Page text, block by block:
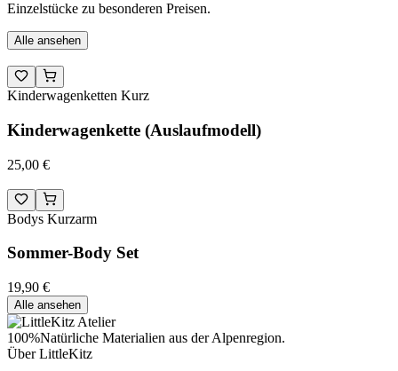
Einzelstücke zu besonderen Preisen.
Alle ansehen
Kinderwagenketten Kurz
Kinderwagenkette (Auslaufmodell)
25,00 €
Bodys Kurzarm
Sommer-Body Set
19,90 €
Alle ansehen
100%Natürliche Materialien aus der Alpenregion.
Über LittleKitz